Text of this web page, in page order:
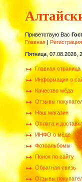
Приветствую Вас
Главная | Регистрация
Пятница, 07.08.2026,
Главная страница
Информация о
Качество мёда
Отзывы
Наш магазин
Оплата и
ИНФО о мёде
Фотоальбомы
Поиск по сайту
Обратная связь
Отзывы